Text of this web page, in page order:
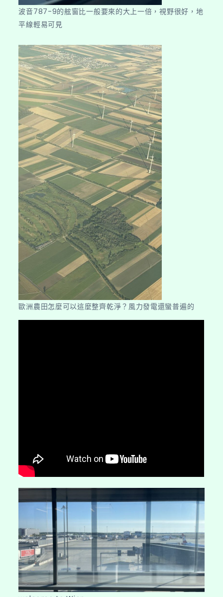
波音787-9的舷窗比一般要來的大上一倍，視野很好，地
平線輕易可見
歐洲農田怎麼可以這麼整齊乾淨？風力發電還蠻普遍的